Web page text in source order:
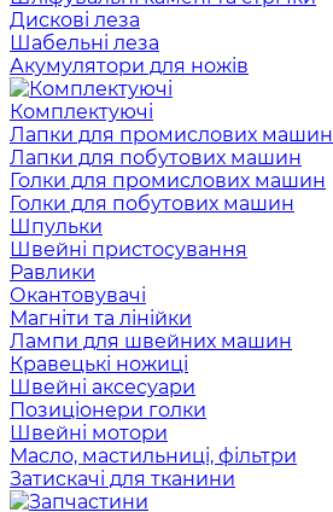
Дискові леза
Шабельні леза
Акумулятори для ножів
Комплектуючі
Лапки для промислових машин
Лапки для побутових машин
Голки для промислових машин
Голки для побутових машин
Шпульки
Швейні пристосування
Равлики
Окантовувачі
Магніти та лінійки
Лампи для швейних машин
Кравецькі ножиці
Швейні аксесуари
Позиціонери голки
Швейні мотори
Масло, мастильниці, фільтри
Затискачі для тканини